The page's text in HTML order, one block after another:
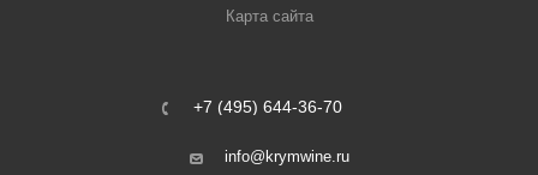
Карта сайта
+7 (495) 644-36-70
info@krymwine.ru